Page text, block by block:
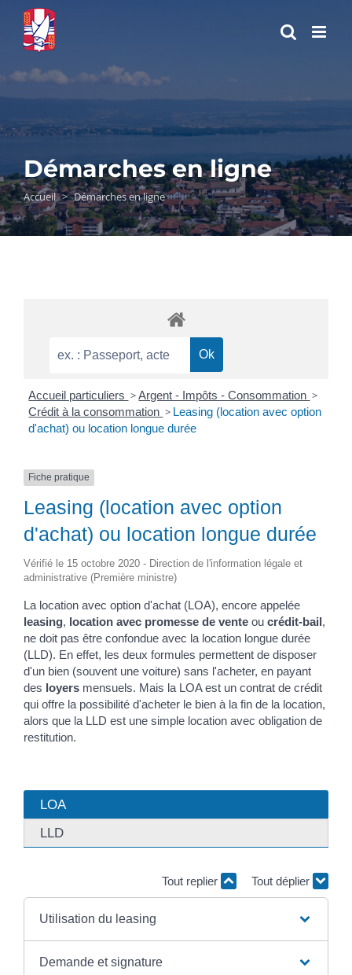
Passer
contenu
Démarches en ligne
Accueil > Démarches en ligne
Accueil particuliers > Argent - Impôts - Consommation >
Crédit à la consommation > Leasing (location avec option
d'achat) ou location longue durée
Fiche pratique
Leasing (location avec option
d'achat) ou location longue durée
Vérifié le 15 octobre 2020 - Direction de l'information légale et
administrative (Première ministre)
La location avec option d'achat (LOA), encore appelée
leasing, location avec promesse de venteou crédit-bail,
ne doit pas être confondue avec la location longue durée
(LLD). En effet, les deux formules permettent de disposer
d'un bien (souvent une voiture) sans l'acheter, en payant
des loyersmensuels. Mais la LOA est un contrat de crédit
qui offre la possibilité d'acheter le bien à la fin de la location,
alors que la LLD est une simple location avec obligation de
restitution.
LOA
LLD
Tout replier Tout déplier
Utilisation du leasing
Demande et signature